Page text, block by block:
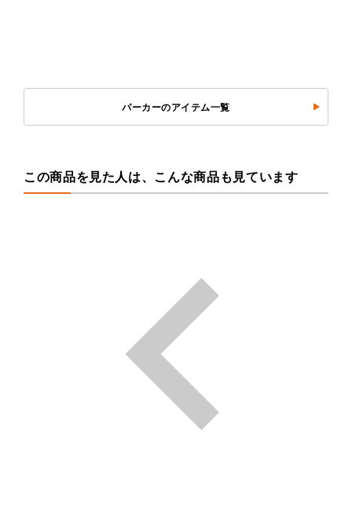
パーカーのアイテム一覧
この商品を見た人は、こんな商品も見ています